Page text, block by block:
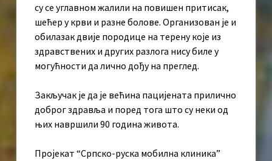
су се углавном жалили на повишен притисак,
шећер у крви и разне болове. Организован је и
обилазак двије породице на терену које из
здравствених и других разлога нису биле у
могућности да лично дођу на преглед.
Закључак је да је већина пацијената прилично
доброг здравља и поред тога што су неки од
њих навршили 90 година живота.
Пројекат “Српско-руска мобилна клиника”